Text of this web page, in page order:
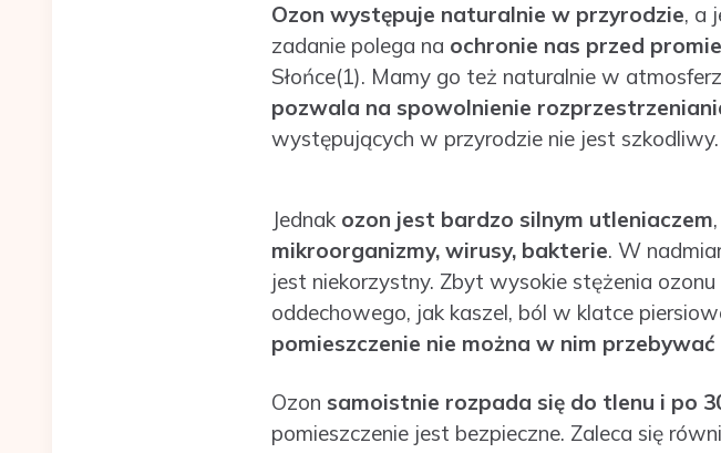
Ozon występuje naturalnie w przyrodzie, a
zadanie polega na ochronie nas przed
Słońce(1). Mamy go też naturalnie w
pozwala na spowolnienie
występujących w przyrodzie nie jest szkodliwy.
Jednak ozon jest bardzo silnym utleniaczem
mikroorganizmy, wirusy, bakterie. W
jest niekorzystny. Zbyt wysokie stężenia
oddechowego, jak kaszel, ból w klatce
pomieszczenie nie można w nim przebywać
Ozon samoistnie rozpada się do tlenu i po
pomieszczenie jest bezpieczne. Zaleca się